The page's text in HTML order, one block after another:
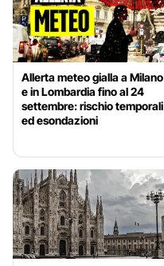
Allerta meteo gialla a Milano
e in Lombardia fino al 24
settembre: rischio temporali
ed esondazioni